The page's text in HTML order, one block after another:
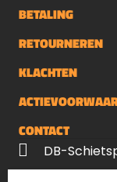
BETALING
RETOURNEREN
KLACHTEN
CONTACT
DB-